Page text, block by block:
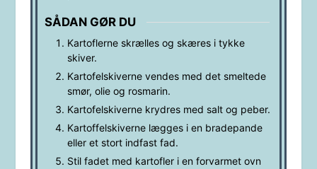
SÅDAN GØR DU
Kartoflerne skrælles og skæres i tykke
skiver.
Kartofelskiverne vendes med det smeltede
smør, olie og rosmarin.
Kartofelskiverne krydres med salt og peber.
Kartoffelskiverne lægges i en bradepande
eller et stort indfast fad.
Stil fadet med kartofler i en forvarmet ovn